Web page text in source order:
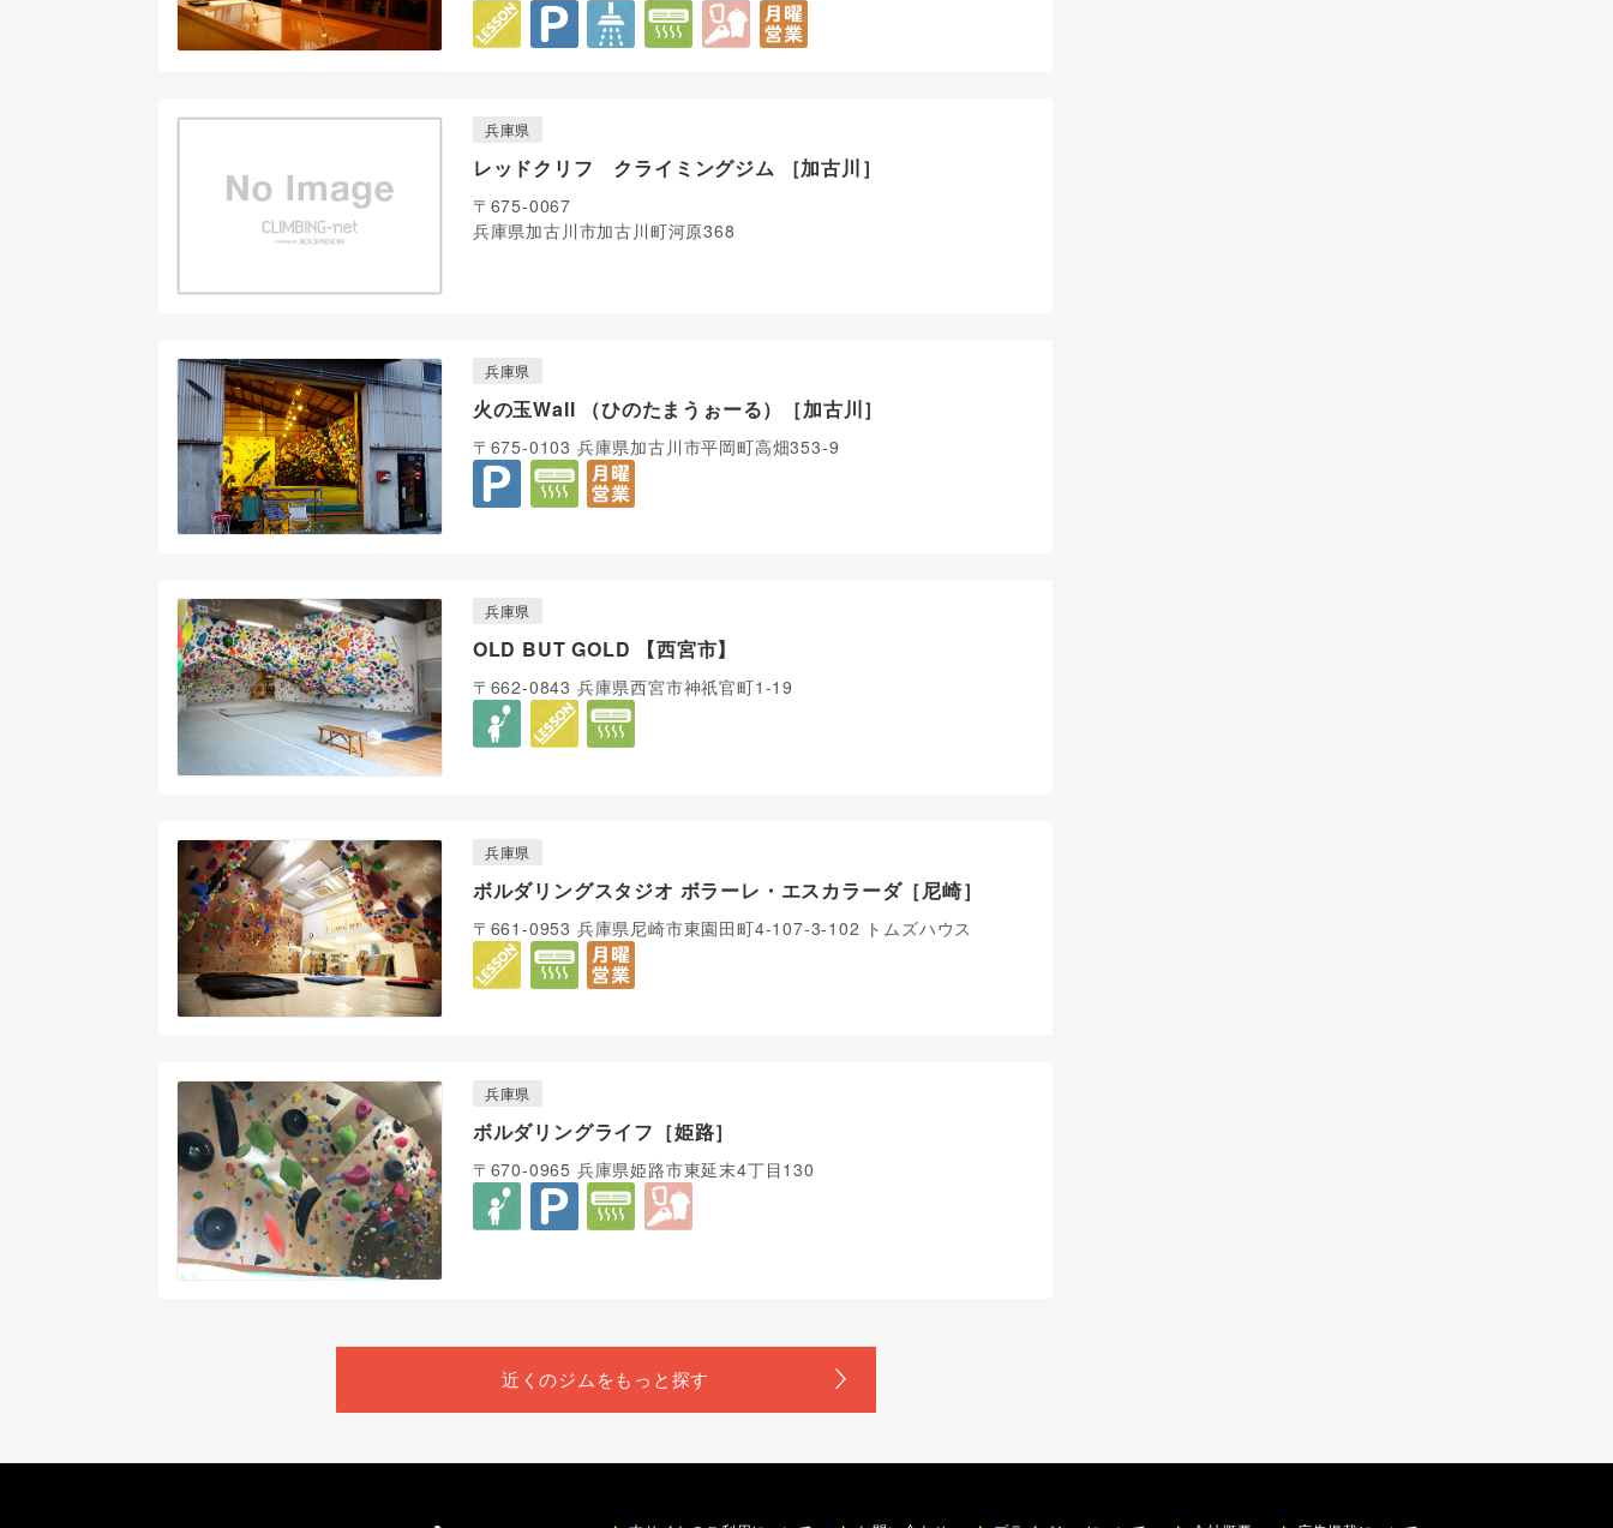
兵庫県
レッドクリフ クライミングジム ［加古川］
〒675-0067
兵庫県加古川市加古川町河原368
兵庫県
火の玉Wall （ひのたまうぉーる）［加古川］
〒675-0103 兵庫県加古川市平岡町高畑353-9
兵庫県
OLD BUT GOLD 【西宮市】
〒662-0843 兵庫県西宮市神祇官町1-19
兵庫県
ボルダリングスタジオ ボラーレ・エスカラーダ［尼崎］
〒661-0953 兵庫県尼崎市東園田町4-107-3-102 トムズハウス
兵庫県
ボルダリングライフ［姫路］
〒670-0965 兵庫県姫路市東延末4丁目130